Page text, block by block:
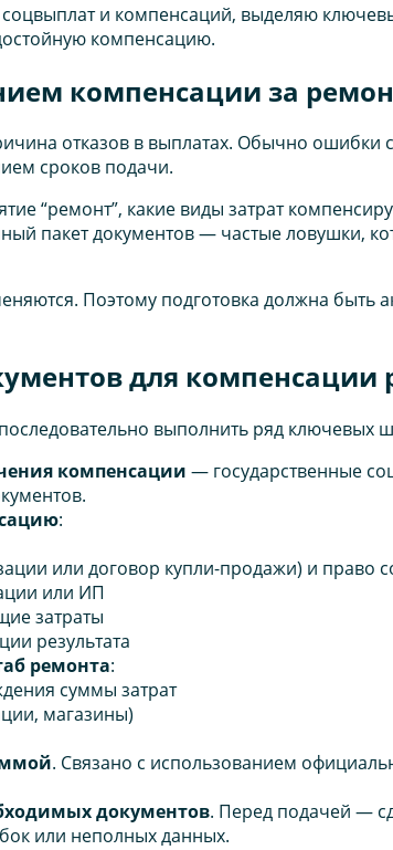
и компенсаций, выделяю
компенсацию.
компенсации за
отказов в выплатах. Обычно
сроков подачи.
“ремонт”, какие виды затрат
пакет документов — частые ловушки,
Поэтому подготовка должна быть
для компенсации
выполнить ряд ключевых
компенсации — государственные
:
или договор купли-продажи) и право
или ИП
затраты
результата
ремонта:
суммы затрат
магазины)
. Связано с использованием
документов. Перед подачей —
или неполных данных.